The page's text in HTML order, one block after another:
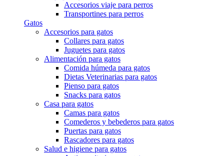
Accesorios viaje para perros
Transportines para perros
Gatos
Accesorios para gatos
Collares para gatos
Juguetes para gatos
Alimentación para gatos
Comida húmeda para gatos
Dietas Veterinarias para gatos
Pienso para gatos
Snacks para gatos
Casa para gatos
Camas para gatos
Comederos y bebederos para gatos
Puertas para gatos
Rascadores para gatos
Salud e higiene para gatos